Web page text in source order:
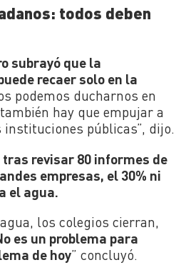
todos deben
subrayó que la
recaer solo en la
podemos ducharnos en
hay que empujar a
públicas”, dijo.
tras revisar 80 informes de
empresas, el 30% ni
el agua.
los colegios cierran,
es un problema para
de hoy” concluyó.